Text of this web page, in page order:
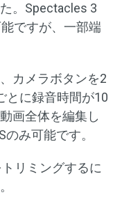
。Spectacles 3
ですが、一部端
カメラボタンを2
とに録音時間が10
画全体を編集し
み可能です。
リミングするに